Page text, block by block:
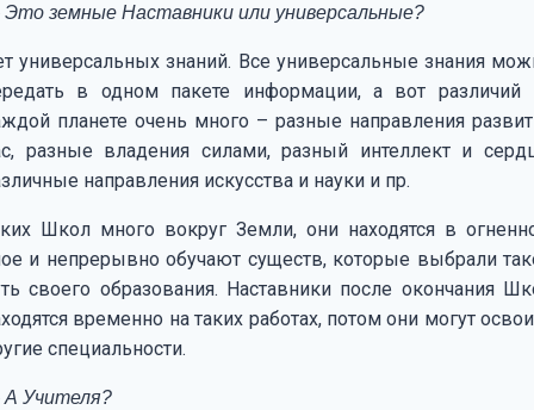
земные Наставники или универсальные?
универсальных знаний. Все универсальные знания
в одном пакете информации, а вот различий
планете очень много – разные направления
разные владения силами, разный интеллект и
направления искусства и науки и пр.
Школ много вокруг Земли, они находятся в
и непрерывно обучают существ, которые выбрали
своего образования. Наставники после окончания
временно на таких работах, потом они могут
специальности.
Учителя?